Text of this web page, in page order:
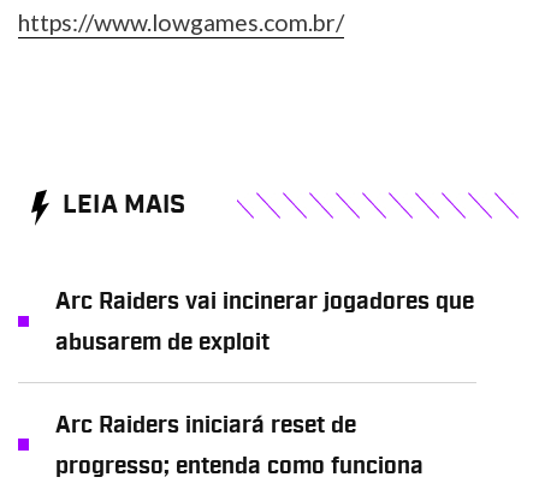
https://www.lowgames.com.br/
LEIA MAIS
Arc Raiders vai incinerar jogadores que
abusarem de exploit
Arc Raiders iniciará reset de
progresso; entenda como funciona